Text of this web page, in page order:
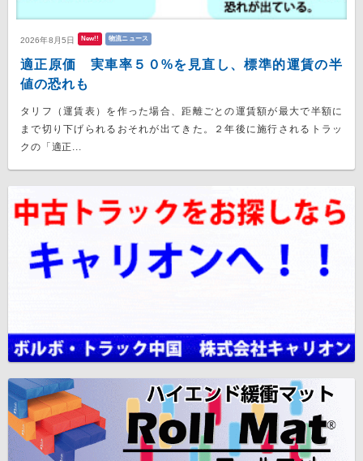
2026年8月5日 New!! 物流ニュース
適正原価 実車率５０%を見直し、標準的運賃の半
値の恐れも
タリフ（運賃表）を作った場合、距離ごとの運賃額が最大で半額に
まで切り下げられるおそれが出てきた。２年後に施行されるトラッ
クの「適正...